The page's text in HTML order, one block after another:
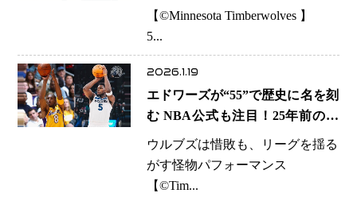
値ある先勝
【©️Minnesota Timberwolves 】
5...
2026.1.19
エドワーズが“55”で歴史に名を刻
む NBA公式も注目！25年前のコ
ービーと重なる衝撃夜
ウルブズは惜敗も、リーグを揺る
がす怪物パフォーマンス
【©️Tim...